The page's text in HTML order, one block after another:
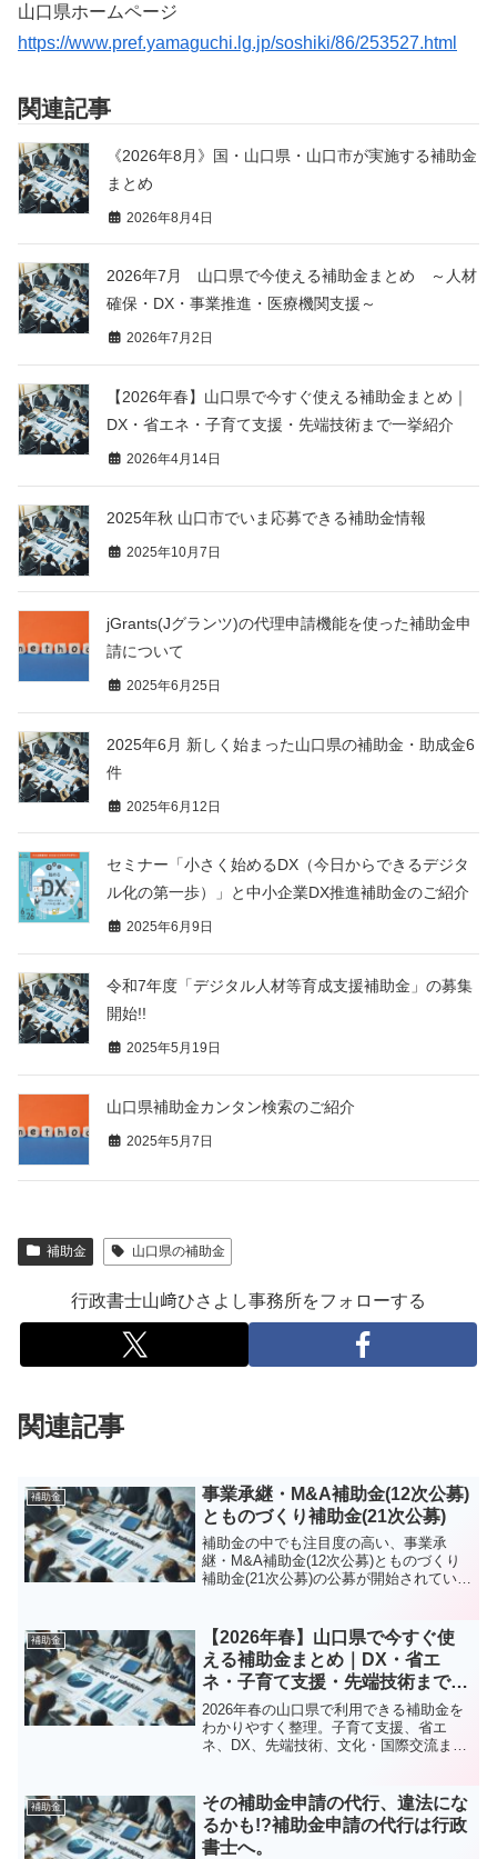
山口県ホームページ
https://www.pref.yamaguchi.lg.jp/soshiki/86/253527.html
関連記事
《2026年8月》国・山口県・山口市が実施する補助金
まとめ
2026年8月4日
2026年7月 山口県で今使える補助金まとめ ～人材
確保・DX・事業推進・医療機関支援～
2026年7月2日
【2026年春】山口県で今すぐ使える補助金まとめ｜
DX・省エネ・子育て支援・先端技術まで一挙紹介
2026年4月14日
2025年秋 山口市でいま応募できる補助金情報
2025年10月7日
jGrants(Jグランツ)の代理申請機能を使った補助金申
請について
2025年6月25日
2025年6月 新しく始まった山口県の補助金・助成金6
件
2025年6月12日
セミナー「小さく始めるDX（今日からできるデジタ
ル化の第一歩）」と中小企業DX推進補助金のご紹介
2025年6月9日
令和7年度「デジタル人材等育成支援補助金」の募集
開始!!
2025年5月19日
山口県補助金カンタン検索のご紹介
2025年5月7日
補助金 山口県の補助金
行政書士山﨑ひさよし事務所をフォローする
関連記事
補助金
事業承継・M&A補助金(12次公募)
とものづくり補助金(21次公募)
補助金の中でも注目度の高い、事業承
継・M&A補助金(12次公募)とものづくり
補助金(21次公募)の公募が開始されていま
す。
補助金
【2026年春】山口県で今すぐ使
える補助金まとめ｜DX・省エ
ネ・子育て支援・先端技術まで一
挙紹介
2026年春の山口県で利用できる補助金を
わかりやすく整理。子育て支援、省エ
ネ、DX、先端技術、文化・国際交流まで
補助金
その補助金申請の代行、違法にな
るかも!?補助金申請の代行は行政
書士へ。